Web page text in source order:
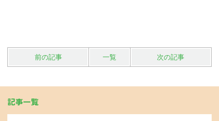
前の記事 一覧 次の記事
記事一覧